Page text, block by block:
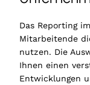
Das Reporting
Mitarbeitende
nutzen. Die
Ihnen einen
Entwicklungen